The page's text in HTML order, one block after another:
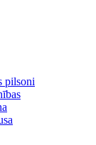
pilsoni